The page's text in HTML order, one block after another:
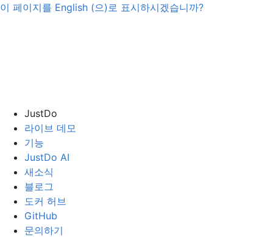
이 페이지를 English (으)로 표시하시겠습니까?
JustDo
라이브 데모
기능
JustDo AI
새소식
블로그
도커 허브
GitHub
문의하기